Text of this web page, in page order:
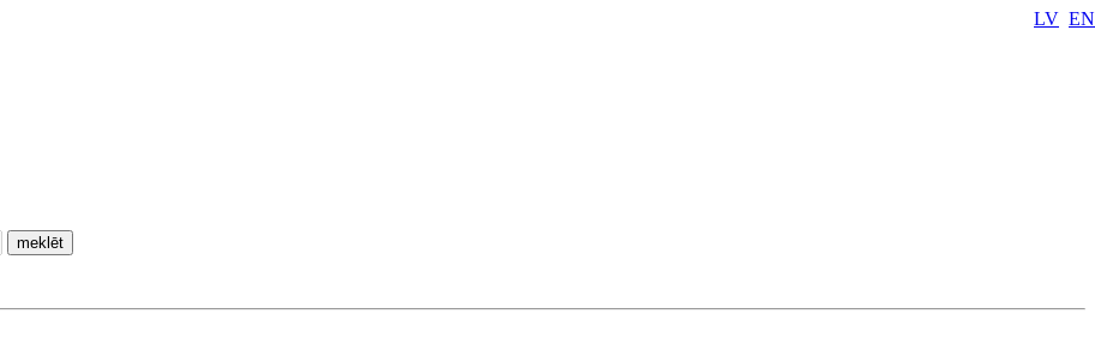
LV EN
meklēt